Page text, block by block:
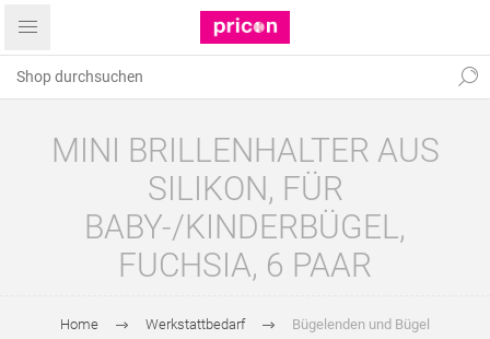
MINI BRILLENHALTER AUS
SILIKON, FÜR
BABY-/KINDERBÜGEL,
FUCHSIA, 6 PAAR
Home Werkstattbedarf Bügelenden und Bügel